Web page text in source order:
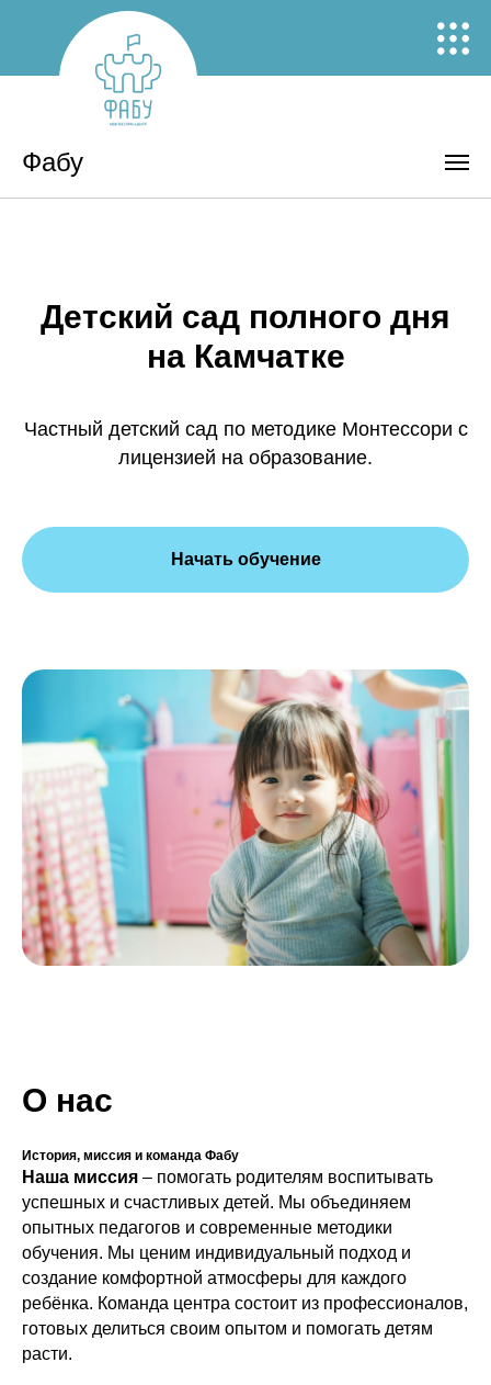
Фабу
Детский сад полного дня
на Камчатке
Частный детский сад по методике Монтессори с
лицензией на образование.
Начать обучение
О нас
История, миссия и команда Фабу
Наша миссия – помогать родителям воспитывать
успешных и счастливых детей. Мы объединяем
опытных педагогов и современные методики
обучения. Мы ценим индивидуальный подход и
создание комфортной атмосферы для каждого
ребёнка. Команда центра состоит из профессионалов,
готовых делиться своим опытом и помогать детям
расти.